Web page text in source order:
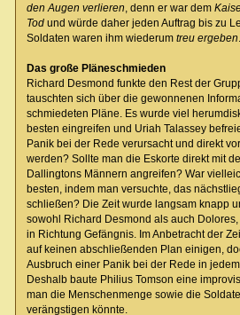
den Augen verlieren , denn er war dem
Todund würde daher jeden Auftrag bis zu
Soldaten waren ihm wiederum treu ergeben
Das große Pläneschmieden
Richard Desmond funkte den Rest der
tauschten sich über die gewonnenen
schmiedeten Pläne. Es wurde viel
besten eingreifen und Uriah Talassey
Panik bei der Rede verursacht und direkt
werden? Sollte man die Eskorte direkt mit
Dallingtons Männern angreifen? War
besten, indem man versuchte, das
schließen? Die Zeit wurde langsam knapp
sowohl Richard Desmond als auch
in Richtung Gefängnis. Im Anbetracht der
auf keinen abschließenden Plan einigen,
Ausbruch einer Panik bei der Rede in
Deshalb baute Philius Tomson eine
man die Menschenmenge sowie die
verängstigen könnte.